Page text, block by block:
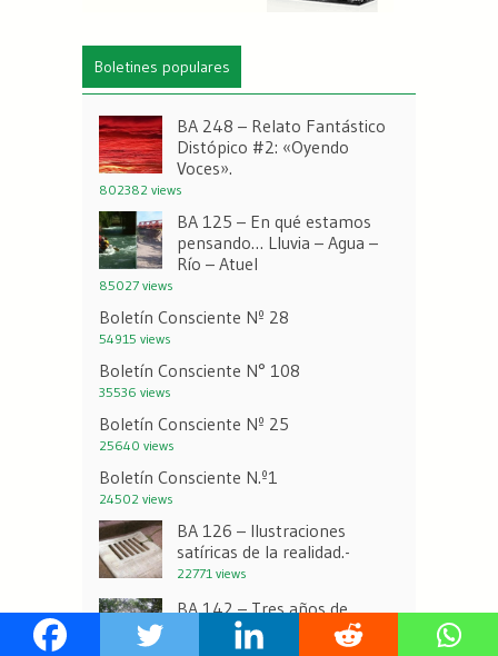
Boletines populares
BA 248 – Relato Fantástico
Distópico #2: «Oyendo
Voces».
802382 views
BA 125 – En qué estamos
pensando… Lluvia – Agua –
Río – Atuel
85027 views
Boletín Consciente Nº 28
54915 views
Boletín Consciente N° 108
35536 views
Boletín Consciente Nº 25
25640 views
Boletín Consciente N.º1
24502 views
BA 126 – Ilustraciones
satíricas de la realidad.-
22771 views
BA 142 – Tres años de
Ploffitud.
21429 views